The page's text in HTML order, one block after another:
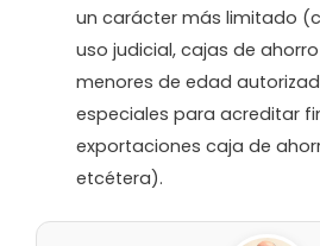
un carácter más limitado
uso judicial, cajas de
menores de edad
especiales para acreditar
exportaciones caja de
etcétera).